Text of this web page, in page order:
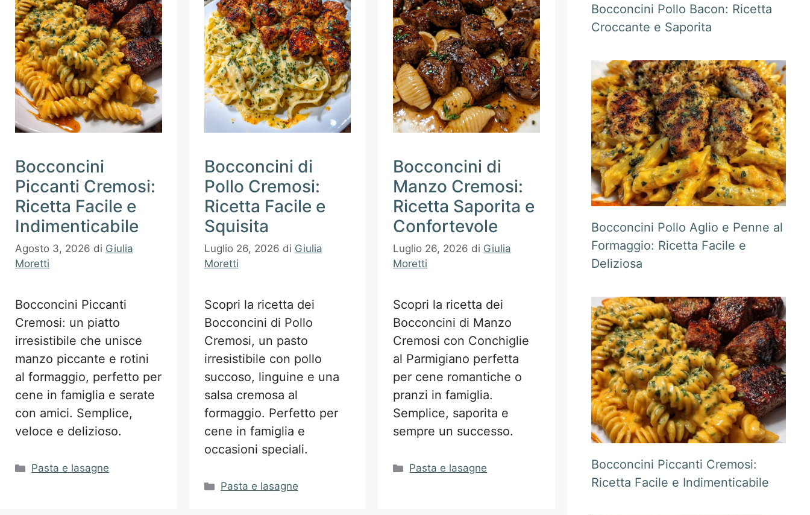
Bocconcini
Piccanti Cremosi:
Ricetta Facile e
Indimenticabile
Agosto 3, 2026 di Giulia
Moretti
Bocconcini Piccanti
Cremosi: un piatto
irresistibile che unisce
manzo piccante e rotini
al formaggio, perfetto per
cene in famiglia e serate
con amici. Semplice,
veloce e delizioso.
Categorie
Pasta e lasagne
Bocconcini di
Pollo Cremosi:
Ricetta Facile e
Squisita
Luglio 26, 2026 di Giulia
Moretti
Scopri la ricetta dei
Bocconcini di Pollo
Cremosi, un pasto
irresistibile con pollo
succoso, linguine e una
salsa cremosa al
formaggio. Perfetto per
cene in famiglia e
occasioni speciali.
Categorie
Pasta e lasagne
Bocconcini di
Manzo Cremosi:
Ricetta Saporita e
Confortevole
Luglio 26, 2026 di Giulia
Moretti
Scopri la ricetta dei
Bocconcini di Manzo
Cremosi con Conchiglie
al Parmigiano perfetta
per cene romantiche o
pranzi in famiglia.
Semplice, saporita e
sempre un successo.
Categorie
Pasta e lasagne
Bocconcini Pollo Bacon: Ricetta
Croccante e Saporita
Bocconcini Pollo Aglio e Penne al
Formaggio: Ricetta Facile e
Deliziosa
Bocconcini Piccanti Cremosi:
Ricetta Facile e Indimenticabile